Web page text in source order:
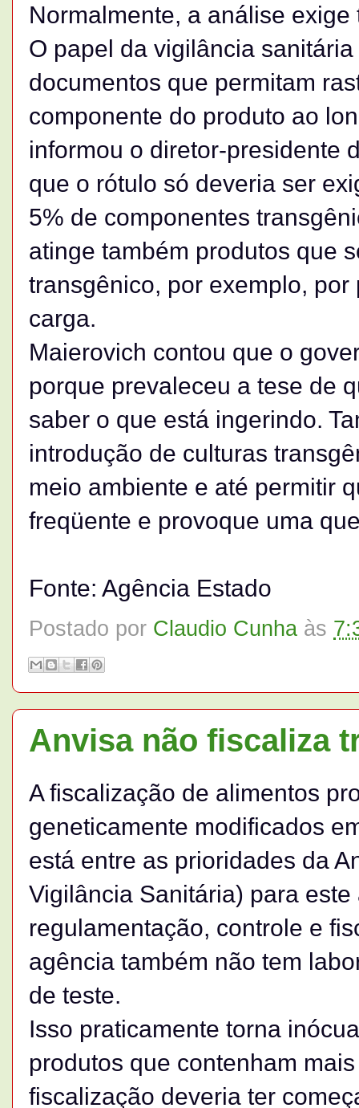
Normalmente, a análise exige
O papel da vigilância
documentos que permitam
componente do produto ao
informou o diretor-presidente
que o rótulo só deveria ser
5% de componentes
atinge também produtos que
transgênico, por exemplo,
carga.
Maierovich contou que o
porque prevaleceu a tese de
saber o que está ingerindo.
introdução de culturas
meio ambiente e até permitir
freqüente e provoque uma
Fonte: Agência Estado
Postado por Claudio Cunha às
Anvisa não fiscaliza
A fiscalização de alimentos
geneticamente modificados
está entre as prioridades da
Vigilância Sanitária) para
regulamentação, controle e
agência também não tem
de teste.
Isso praticamente torna
produtos que contenham
fiscalização deveria ter